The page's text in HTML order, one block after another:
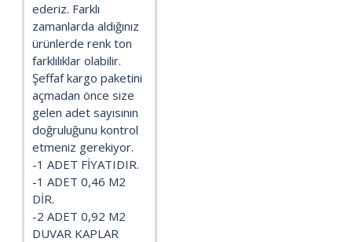
ederiz. Farklı
zamanlarda aldığınız
ürünlerde renk ton
farklılıklar olabilir.
Şeffaf kargo paketini
açmadan önce size
gelen adet sayısının
doğruluğunu kontrol
etmeniz gerekiyor.
-1 ADET FİYATIDIR.
-1 ADET 0,46 M2
DİR.
-2 ADET 0,92 M2
DUVAR KAPLAR